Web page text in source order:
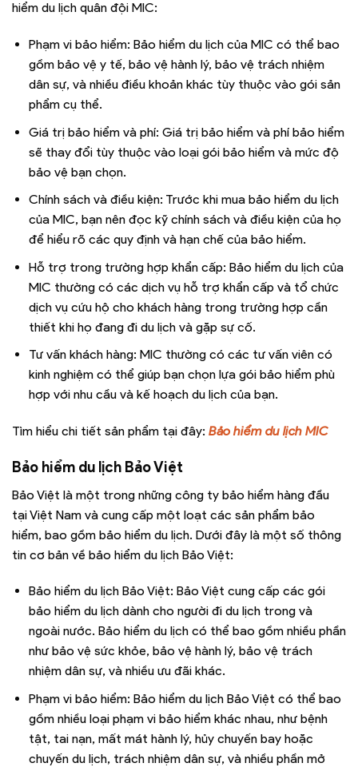
hiểm du lịch quân đội MIC:
Phạm vi bảo hiểm: Bảo hiểm du lịch của MIC có thể bao
gồm bảo vệ y tế, bảo vệ hành lý, bảo vệ trách nhiệm
dân sự, và nhiều điều khoản khác tùy thuộc vào gói sản
phẩm cụ thể.
Giá trị bảo hiểm và phí: Giá trị bảo hiểm và phí bảo hiểm
sẽ thay đổi tùy thuộc vào loại gói bảo hiểm và mức độ
bảo vệ bạn chọn.
Chính sách và điều kiện: Trước khi mua bảo hiểm du lịch
của MIC, bạn nên đọc kỹ chính sách và điều kiện của họ
để hiểu rõ các quy định và hạn chế của bảo hiểm.
Hỗ trợ trong trường hợp khẩn cấp: Bảo hiểm du lịch của
MIC thường có các dịch vụ hỗ trợ khẩn cấp và tổ chức
dịch vụ cứu hộ cho khách hàng trong trường hợp cần
thiết khi họ đang đi du lịch và gặp sự cố.
Tư vấn khách hàng: MIC thường có các tư vấn viên có
kinh nghiệm có thể giúp bạn chọn lựa gói bảo hiểm phù
hợp với nhu cầu và kế hoạch du lịch của bạn.
Tìm hiểu chi tiết sản phẩm tại đây: Bảo hiểm du lịch MIC
Bảo hiểm du lịch Bảo Việt
Bảo Việt là một trong những công ty bảo hiểm hàng đầu
tại Việt Nam và cung cấp một loạt các sản phẩm bảo
hiểm, bao gồm bảo hiểm du lịch. Dưới đây là một số thông
tin cơ bản về bảo hiểm du lịch Bảo Việt:
Bảo hiểm du lịch Bảo Việt: Bảo Việt cung cấp các gói
bảo hiểm du lịch dành cho người đi du lịch trong và
ngoài nước. Bảo hiểm du lịch có thể bao gồm nhiều phần
như bảo vệ sức khỏe, bảo vệ hành lý, bảo vệ trách
nhiệm dân sự, và nhiều ưu đãi khác.
Phạm vi bảo hiểm: Bảo hiểm du lịch Bảo Việt có thể bao
gồm nhiều loại phạm vi bảo hiểm khác nhau, như bệnh
tật, tai nạn, mất mát hành lý, hủy chuyến bay hoặc
chuyến du lịch, trách nhiệm dân sự, và nhiều phần mở